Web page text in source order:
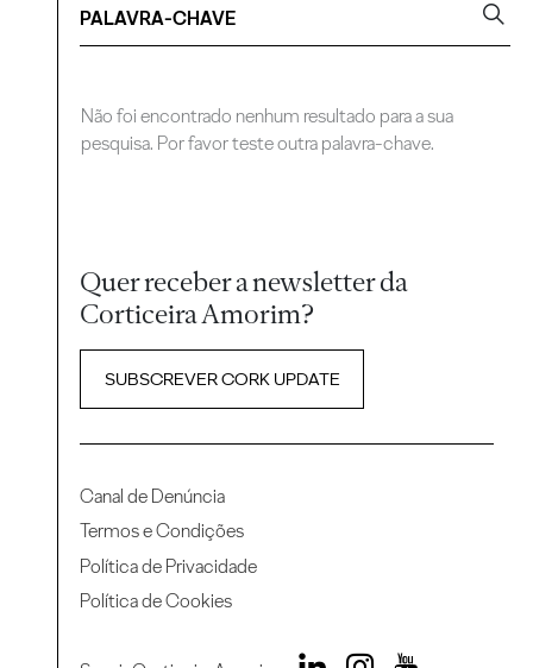
Não foi encontrado nenhum resultado para a sua
pesquisa. Por favor teste outra palavra-chave.
Quer receber a newsletter da
Corticeira Amorim?
SUBSCREVER CORK UPDATE
Canal de Denúncia
Termos e Condições
Política de Privacidade
Política de Cookies